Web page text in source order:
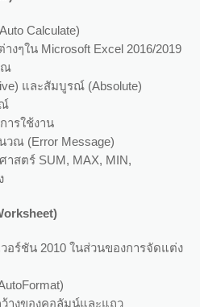
Calculate)
งๆใน Microsoft Excel 2016/2019
ณ
และสัมบูรณ์ (Absolute)
ารใช้งาน
ณ (Error Message)
สตร์ SUM, MAX, MIN,
อร์ชัน 2010 ในส่วนของการจัดแต่ง
างของคอลัมน์และแถว